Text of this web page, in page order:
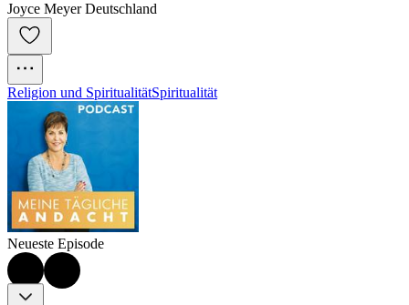
Joyce Meyer Deutschland
Religion und SpiritualitätSpiritualität
Neueste Episode